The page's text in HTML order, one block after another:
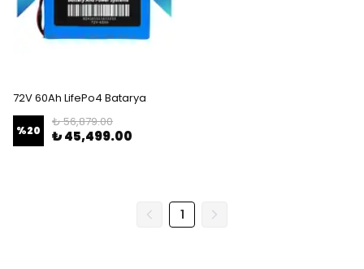
72V 60Ah LifePo4 Batarya
%20
₺ 56,879.00
₺ 45,499.00
1